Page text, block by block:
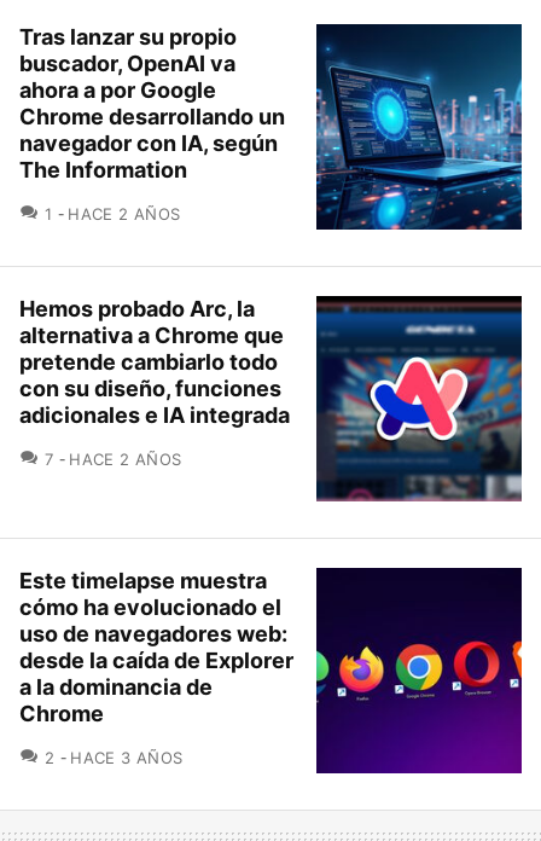
Tras lanzar su propio
buscador, OpenAI va
ahora a por Google
Chrome desarrollando un
navegador con IA, según
The Information
1 COMENTARIOS
HACE 2 AÑOS
Hemos probado Arc, la
alternativa a Chrome que
pretende cambiarlo todo
con su diseño, funciones
adicionales e IA integrada
7 COMENTARIOS
HACE 2 AÑOS
Este timelapse muestra
cómo ha evolucionado el
uso de navegadores web:
desde la caída de Explorer
a la dominancia de
Chrome
2 COMENTARIOS
HACE 3 AÑOS